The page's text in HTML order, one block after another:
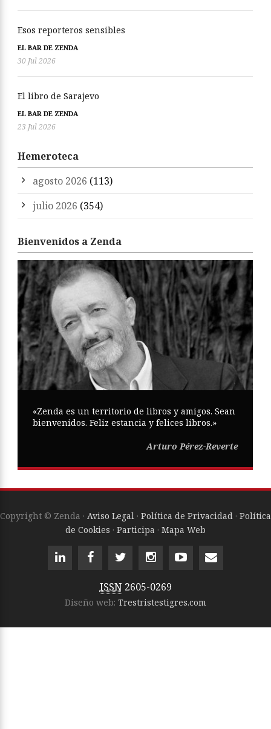
Esos reporteros sensibles
EL BAR DE ZENDA
30 Jul 2026
El libro de Sarajevo
EL BAR DE ZENDA
23 Jul 2026
Hemeroteca
agosto 2026 (113)
julio 2026 (354)
Bienvenidos a Zenda
«Zenda es un territorio de libros y amigos. Sean
bienvenidos. Feliz estancia y felices libros.»
Arturo Pérez-Reverte
Copyright © Zenda · Aviso Legal · Política de Privacidad · Política
de Cookies · Participa · Mapa Web
ISSN 2605-0269
Diseño web: Trestristestigres.com